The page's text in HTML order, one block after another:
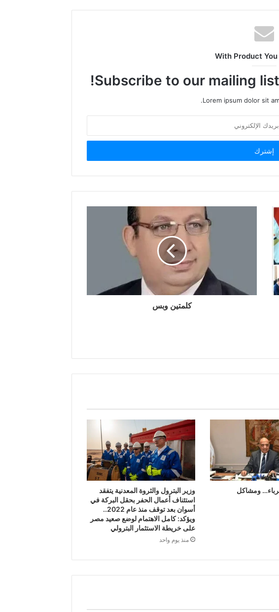
With Product
Subscribe to our mailing
Lorem ipsum dolor sit
كلمتين وبس
ومشاكل
وزير البترول والثروة المعدنية يتفقد
استئناف أعمال الحفر بحقل البركة في
أسوان بعد توقف منذ عام 2022..
ويؤكد: كامل الاهتمام لوضع صعيد مصر
على خريطة الاستثمار البترولي
منذ يوم واحد